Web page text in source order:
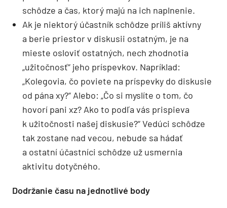
schôdze a čas, ktorý majú na ich naplnenie.
Ak je niektorý účastník schôdze príliš aktívny
a berie priestor v diskusii ostatným, je na
mieste osloviť ostatných, nech zhodnotia
„užitočnosť“ jeho príspevkov. Napríklad:
„Kolegovia, čo poviete na príspevky do diskusie
od pána xy?“ Alebo: „Čo si myslíte o tom, čo
hovorí pani xz? Ako to podľa vás prispieva
k užitočnosti našej diskusie?“ Vedúci schôdze
tak zostane nad vecou, nebude sa hádať
a ostatní účastníci schôdze už usmernia
aktivitu dotyčného.
Dodržanie času na jednotlivé body